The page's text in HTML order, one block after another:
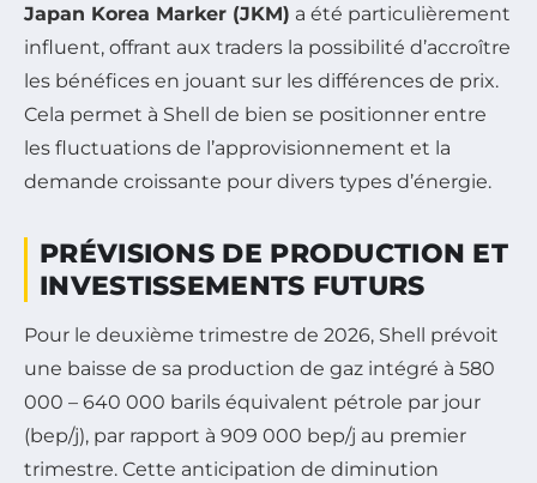
Japan Korea Marker (JKM) a été particulièrement
influent, offrant aux traders la possibilité d’accroître
les bénéfices en jouant sur les différences de prix.
Cela permet à Shell de bien se positionner entre
les fluctuations de l’approvisionnement et la
demande croissante pour divers types d’énergie.
PRÉVISIONS DE PRODUCTION ET
INVESTISSEMENTS FUTURS
Pour le deuxième trimestre de 2026, Shell prévoit
une baisse de sa production de gaz intégré à 580
000 – 640 000 barils équivalent pétrole par jour
(bep/j), par rapport à 909 000 bep/j au premier
trimestre. Cette anticipation de diminution